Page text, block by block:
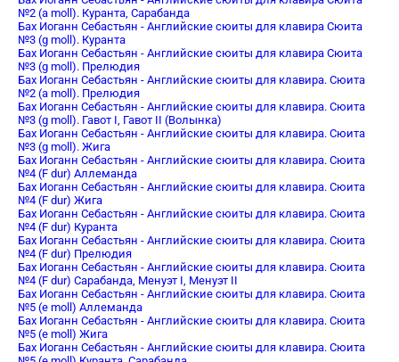
№2 (a moll). Куранта, Сарабанда
Бах Иоганн Себастьян - Английские сюиты для клавира Сюита
№3 (g moll). Куранта
Бах Иоганн Себастьян - Английские сюиты для клавира Сюита
№3 (g moll). Прелюдия
Бах Иоганн Себастьян - Английские сюиты для клавира. Сюита
№2 (a moll). Прелюдия
Бах Иоганн Себастьян - Английские сюиты для клавира. Сюита
№3 (g moll). Гавот I, Гавот II (Волынка)
Бах Иоганн Себастьян - Английские сюиты для клавира. Сюита
№3 (g moll). Жига
Бах Иоганн Себастьян - Английские сюиты для клавира. Сюита
№4 (F dur) Аллеманда
Бах Иоганн Себастьян - Английские сюиты для клавира. Сюита
№4 (F dur) Жига
Бах Иоганн Себастьян - Английские сюиты для клавира. Сюита
№4 (F dur) Куранта
Бах Иоганн Себастьян - Английские сюиты для клавира. Сюита
№4 (F dur) Прелюдия
Бах Иоганн Себастьян - Английские сюиты для клавира. Сюита
№4 (F dur) Сарабанда, Менуэт I, Менуэт II
Бах Иоганн Себастьян - Английские сюиты для клавира. Сюита
№5 (e moll) Аллеманда
Бах Иоганн Себастьян - Английские сюиты для клавира. Сюита
№5 (e moll) Жига
Бах Иоганн Себастьян - Английские сюиты для клавира. Сюита